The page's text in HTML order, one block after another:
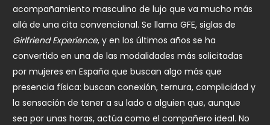
acompañamiento masculino de lujo que va mucho más
allá de una cita convencional. Se llama GFE, siglas de
Girlfriend Experience, y en los últimos años se ha
convertido en una de las modalidades más solicitadas
por mujeres en España que buscan algo más que
presencia física: buscan conexión, ternura, complicidad y
la sensación de tener a su lado a alguien que, aunque
sea por unas horas, actúa como el compañero ideal. No